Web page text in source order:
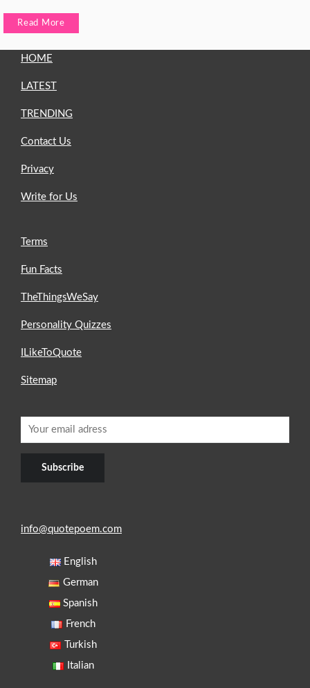
Read More
HOME
LATEST
TRENDING
Contact Us
Privacy
Write for Us
Terms
Fun Facts
TheThingsWeSay
Personality Quizzes
ILikeToQuote
Sitemap
info@quotepoem.com
English
German
Spanish
French
Turkish
Italian